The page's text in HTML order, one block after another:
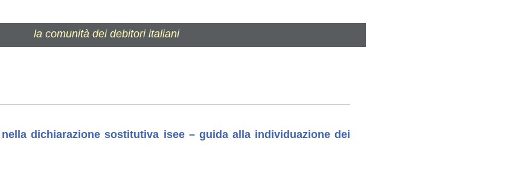
la comunità dei debitori italiani
dichiarazione sostitutiva isee – guida alla individuazione dei